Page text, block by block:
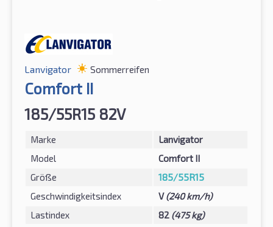
Lanvigator Sommerreifen
Comfort II
185/55R15 82V
Marke
Lanvigator
Model
Comfort II
Größe
185/55R15
Geschwindigkeitsindex
V(240 km/h)
Lastindex
82 (475 kg)